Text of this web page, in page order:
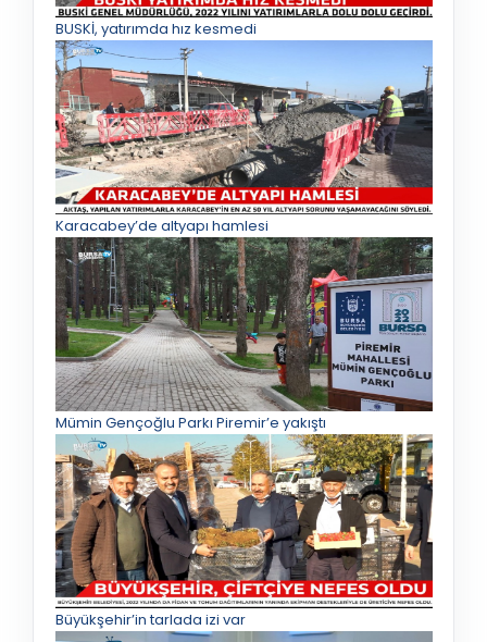
BUSKİ, yatırımda hız kesmedi
Karacabey’de altyapı hamlesi
Mümin Gençoğlu Parkı Piremir’e yakıştı
Büyükşehir’in tarlada izi var